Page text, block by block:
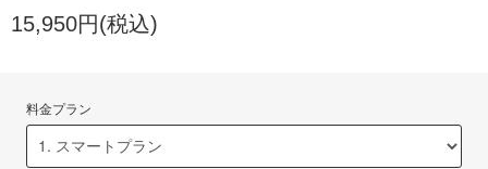
15,950円(税込)
料金プラン